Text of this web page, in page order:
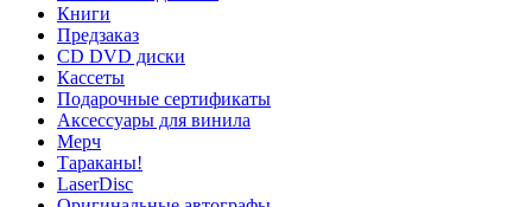
Книги
Предзаказ
CD DVD диски
Кассеты
Подарочные сертификаты
Аксессуары для винила
Мерч
Тараканы!
LaserDisc